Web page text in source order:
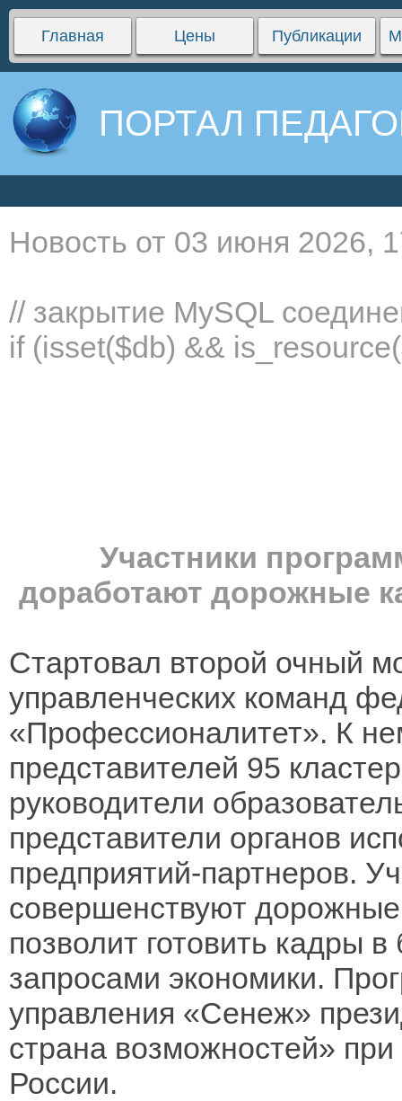
Главная Цены Публикации
ПОРТАЛ
Новость от 03 июня 2026,
// закрытие MySQL
if (isset($db) &&
Участники
доработают дорожные
Стартовал второй очный
управленческих команд
«Профессионалитет». К
представителей 95
руководители
представители органов
предприятий-партнеров.
совершенствуют
позволит готовить кадры
запросами экономики.
управления «Сенеж»
страна возможностей»
России.